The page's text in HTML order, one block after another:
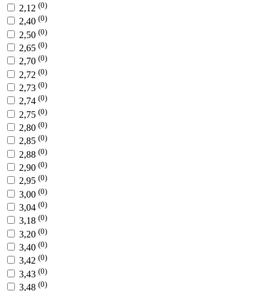
2,12 (0)
2,40 (0)
2,50 (0)
2,65 (0)
2,70 (0)
2,72 (0)
2,73 (0)
2,74 (0)
2,75 (0)
2,80 (0)
2,85 (0)
2,88 (0)
2,90 (0)
2,95 (0)
3,00 (0)
3,04 (0)
3,18 (0)
3,20 (0)
3,40 (0)
3,42 (0)
3,43 (0)
3,48 (0)